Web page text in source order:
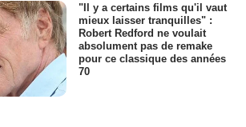
"Il y a certains films qu'il vaut
mieux laisser tranquilles" :
Robert Redford ne voulait
absolument pas de remake
pour ce classique des années
70